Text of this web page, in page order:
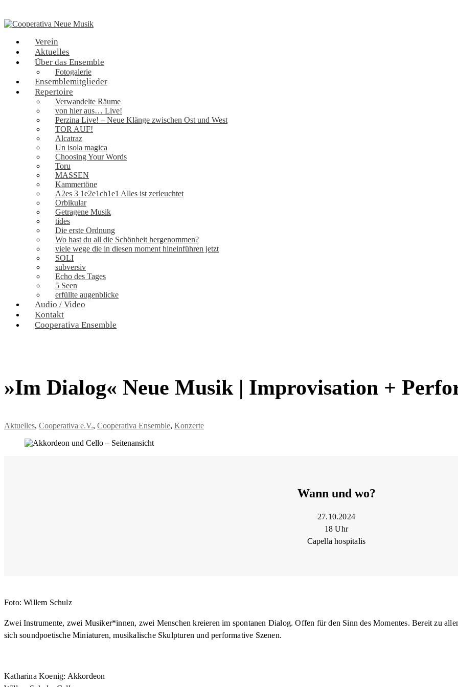
Verein
Aktuelles
Über das Ensemble
Fotogalerie
Ensemblemitglieder
Repertoire
Verwandelte Räume
von hier aus… Live!
Perzina Live! – Neue Klänge zwischen Ost und West
TOR AUF!
Alcatraz
Un isola magica
Choosing Your Words
Toru
MASSEN
Kammertöne
A2es 3 1e2e1ch1e1 Alles ist zerleuchtet
Orbikular
Getragene Musik
tides
Die erste Ordnung
Wo hast du all die Schönheit hergenommen?
viele wege die in diesen moment hineinführen jetzt
SOLI
subversiv
Echo des Tages
5 Seen
erfüllte augenblicke
Audio / Video
Kontakt
Cooperativa Ensemble
»Im Dialog« Neue Musik | Improvisation +
Aktuelles, Cooperativa e.V., Cooperativa Ensemble, Konzerte
Wann und wo?
27.10.2024
18 Uhr
Capella hospitalis
Foto: Willem Schulz
Zwei Instrumente, zwei Musiker*innen, zwei Menschen kreieren im spontanen Dialog. Offen für den Sinn des Momentes. Bereit zu
sich soundpoetische Miniaturen, musikalische Skulpturen und performative Szenen.
Katharina Koenig: Akkordeon